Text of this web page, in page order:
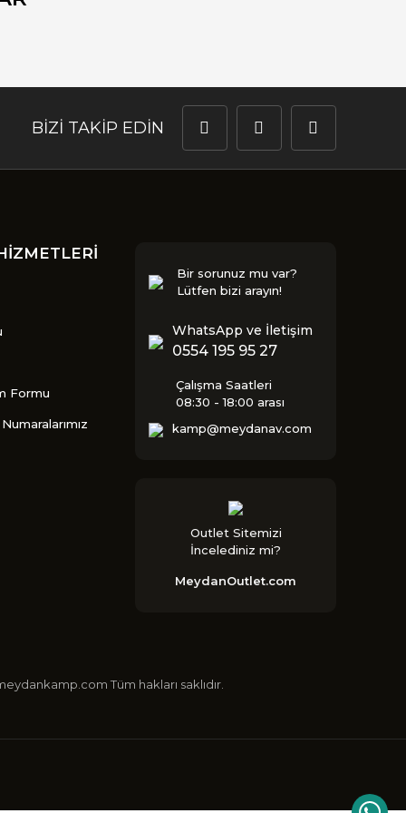
BİZİ TAKİP EDİN
Formu
Bir sorunuz mu var?
Lütfen bizi arayın!
WhatsApp ve İletişim
0554 195 95 27
Çalışma Saatleri
08:30 - 18:00 arası
kamp@meydanav.com
Outlet Sitemizi
İncelediniz mi?
MeydanOutlet.com
Tüm hakları saklıdır.